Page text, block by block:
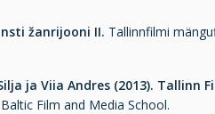
žanrijooni II. Tallinnfilmi
ja Viia Andres (2013). Tallinn
Film and Media School.